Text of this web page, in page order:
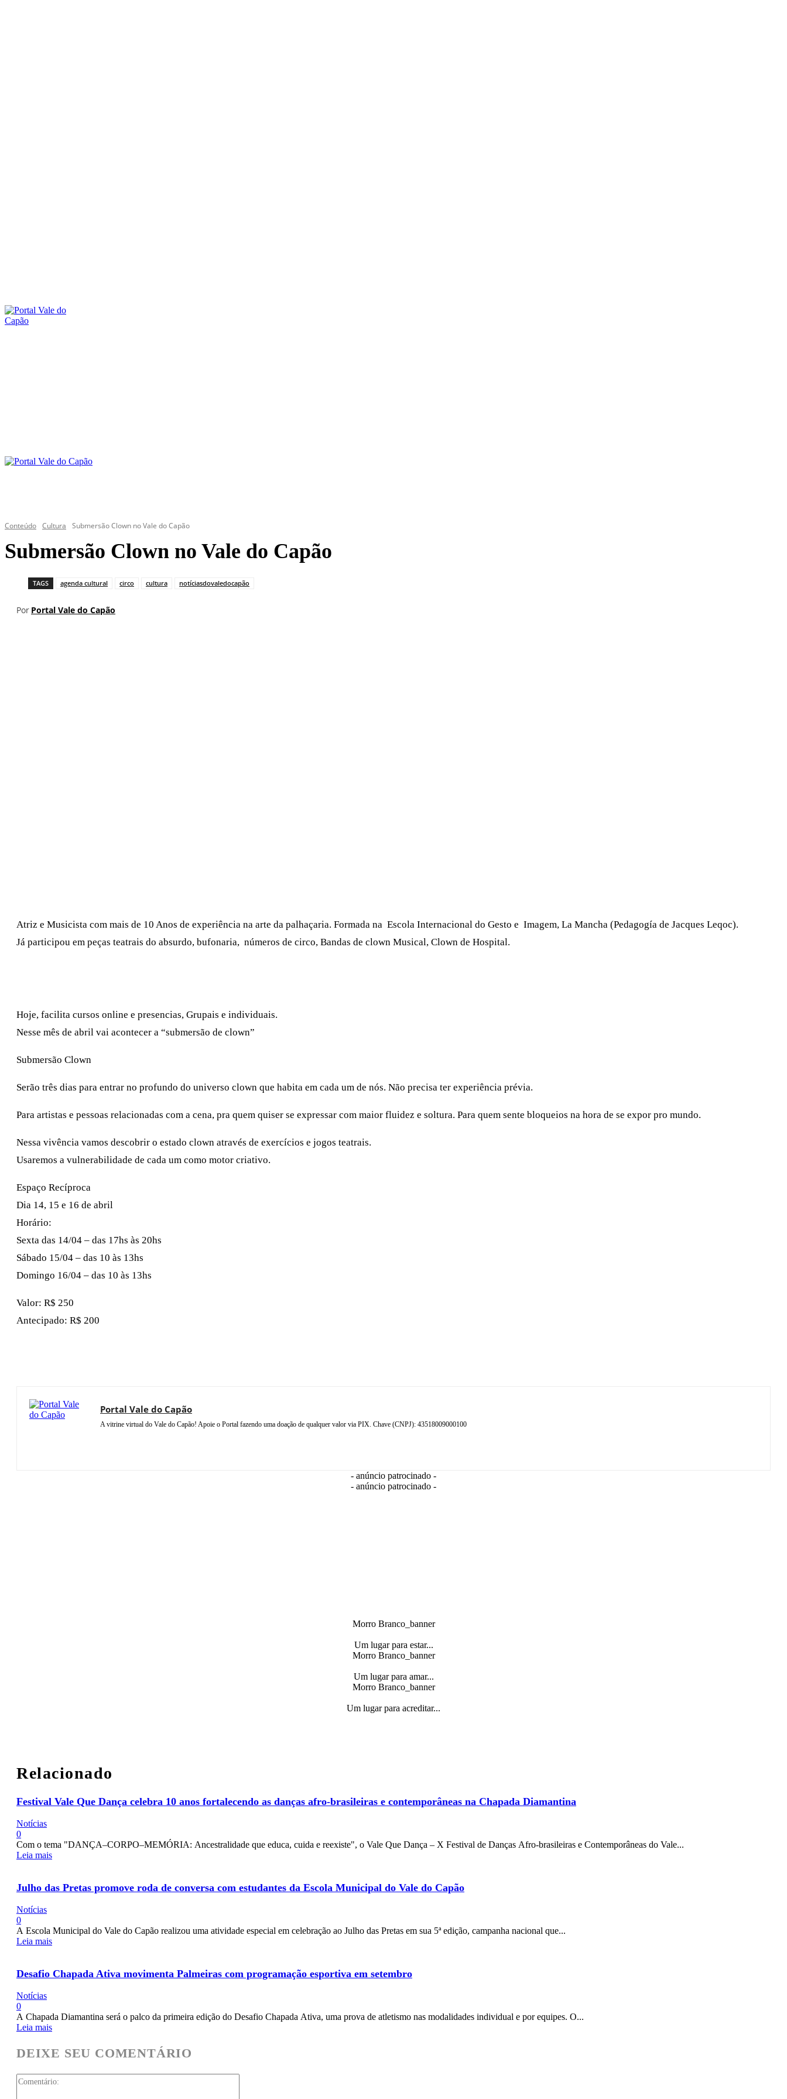
Conteúdo Cultura Submersão Clown no Vale do Capão
Submersão Clown no Vale do Capão
TAGS agenda cultural circo cultura notíciasdovaledocapão
Por Portal Vale do Capão
Atriz e Musicista com mais de 10 Anos de experiência na arte da palhaçaria. Formada na Escola Internacional do Gesto e Imagem, La Mancha (Pedagogía de Jacques Leqoc).
Já participou em peças teatrais do absurdo, bufonaria, números de circo, Bandas de clown Musical, Clown de Hospital.
Hoje, facilita cursos online e presencias, Grupais e individuais.
Nesse mês de abril vai acontecer a “submersão de clown”
Submersão Clown
Serão três dias para entrar no profundo do universo clown que habita em cada um de nós. Não precisa ter experiência prévia.
Para artistas e pessoas relacionadas com a cena, pra quem quiser se expressar com maior fluidez e soltura. Para quem sente bloqueios na hora de se expor pro mundo.
Nessa vivência vamos descobrir o estado clown através de exercícios e jogos teatrais.
Usaremos a vulnerabilidade de cada um como motor criativo.
Espaço Recíproca
Dia 14, 15 e 16 de abril
Horário:
Sexta das 14/04 – das 17hs às 20hs
Sábado 15/04 – das 10 às 13hs
Domingo 16/04 – das 10 às 13hs
Valor: R$ 250
Antecipado: R$ 200
Portal Vale do Capão
A vitrine virtual do Vale do Capão! Apoie o Portal fazendo uma doação de qualquer valor via PIX. Chave (CNPJ): 43518009000100
- anúncio patrocinado -
- anúncio patrocinado -
Morro Branco_banner
Um lugar para estar...
Morro Branco_banner
Um lugar para amar...
Morro Branco_banner
Um lugar para acreditar...
Relacionado
Festival Vale Que Dança celebra 10 anos fortalecendo as danças afro-brasileiras e contemporâneas na Chapada Diamantina
Notícias
0
Com o tema "DANÇA–CORPO–MEMÓRIA: Ancestralidade que educa, cuida e reexiste", o Vale Que Dança – X Festival de Danças Afro-brasileiras e Contemporâneas do Vale...
Leia mais
Julho das Pretas promove roda de conversa com estudantes da Escola Municipal do Vale do Capão
Notícias
0
A Escola Municipal do Vale do Capão realizou uma atividade especial em celebração ao Julho das Pretas em sua 5ª edição, campanha nacional que...
Leia mais
Desafio Chapada Ativa movimenta Palmeiras com programação esportiva em setembro
Notícias
0
A Chapada Diamantina será o palco da primeira edição do Desafio Chapada Ativa, uma prova de atletismo nas modalidades individual e por equipes. O...
Leia mais
DEIXE SEU COMENTÁRIO